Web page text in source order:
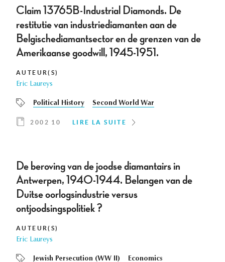
Claim 13765B-Industrial Diamonds. De
restitutie van industriediamanten aan de
Belgischediamantsector en de grenzen van de
Amerikaanse goodwill, 1945-1951.
AUTEUR(S)
Eric Laureys
Political History Second World War
2002 10 LIRE LA SUITE
De beroving van de joodse diamantairs in
Antwerpen, 1940-1944. Belangen van de
Duitse oorlogsindustrie versus
ontjoodsingspolitiek ?
AUTEUR(S)
Eric Laureys
Jewish Persecution (WW II) Economics